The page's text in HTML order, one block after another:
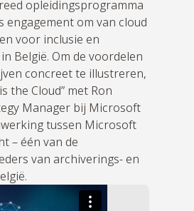
opleidingsprogramma
om van cloud
voor inclusie en
België. Om de voordelen
concreet te illustreren,
the Cloud” met Ron
Manager bij Microsoft
tussen Microsoft
– één van de
van archiverings- en